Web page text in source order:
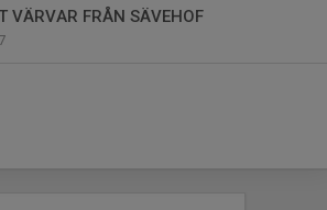
VÄRVAR FRÅN SÄVEHOF